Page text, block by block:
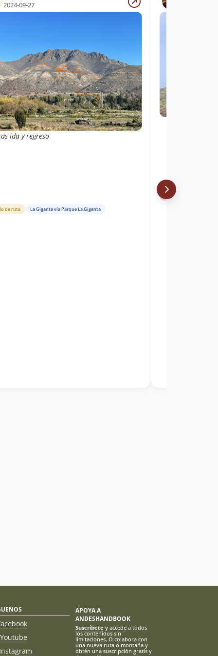
2024-09-27
ida y regreso
de ruta La Giganta vía Parque La Giganta
Libro de cumbre
Youtube
Instagram
APOYA A
ANDESHANDBOOK
Suscríbete y accede a todos
los contenidos sin
limitaciones. O colabora con
una nueva ruta o montaña y
obtén una suscripción gratis y